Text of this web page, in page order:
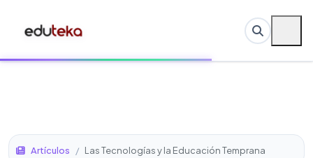
Artículos / Las Tecnologías y la Educación Temprana